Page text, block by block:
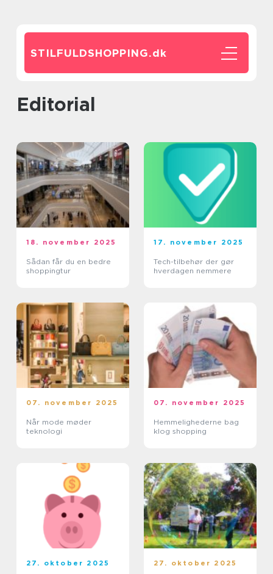
STILFULDSHOPPING.dk
editorial
18. november 2025
Sådan får du en bedre
shoppingtur
17. november 2025
Tech-tilbehør der gør
hverdagen nemmere
07. november 2025
Når mode møder
teknologi
07. november 2025
Hemmelighederne bag
klog shopping
27. oktober 2025 27. oktober 2025